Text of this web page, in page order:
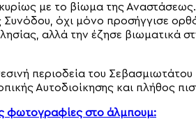
με το βίωμα της
Συνόδου, όχι μόνο προσήγγισε
αλλά την έζησε βιωματικά
περιοδεία του
Αυτοδιοίκησης και πλήθος
φωτογραφίες στο άλμπουμ: